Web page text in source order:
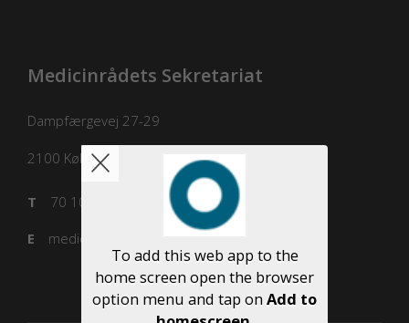
Medicinrådets Sekretariat
Dampfærgevej 27-29
2100 København Ø
70 10 36 00
T
medicinraadet@medicinraadet.dk
E
To add this web app to the
home screen open the browser
option menu and tap on Add to